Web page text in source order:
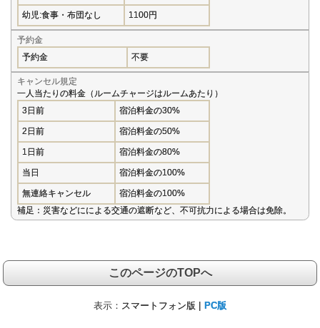
幼児:食事・布団なし 1100円
予約金
予約金
不要
キャンセル規定
一人当たりの料金（ルームチャージはルームあたり）
3日前
宿泊料金の30%
2日前 宿泊料金の50%
1日前 宿泊料金の80%
当日 宿泊料金の100%
無連絡キャンセル
宿泊料金の100%
補足：災害などにによる交通の遮断など、不可抗力による場合は免除。
このページのTOPへ
表示： スマートフォン版 | PC版